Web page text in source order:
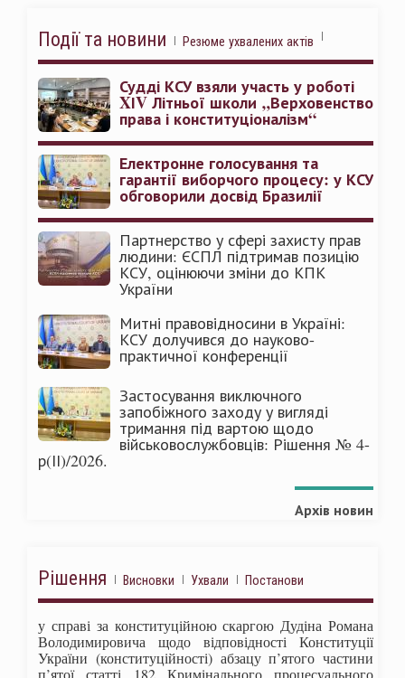
Події та новини Резюме ухвалених актів
Судді КСУ взяли участь у роботі
XІV Літньої школи „Верховенство
права і конституціоналізм“
Електронне голосування та
гарантії виборчого процесу: у КСУ
обговорили досвід Бразилії
Партнерство у сфері захисту прав
людини: ЄСПЛ підтримав позицію
КСУ, оцінюючи зміни до КПК
України
Митні правовідносини в Україні:
КСУ долучився до науково-
практичної конференції
Застосування виключного
запобіжного заходу у вигляді
тримання під вартою щодо
військовослужбовців: Рішення № 4-
р(ІІ)/2026.
Архів новин
Рішення Висновки Ухвали Постанови
у справі за конституційною скаргою Дудіна Романа
Володимировича щодо відповідності Конституції
України (конституційності) абзацу п’ятого частини